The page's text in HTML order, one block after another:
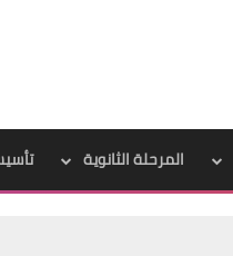
المرحلة الثانوية